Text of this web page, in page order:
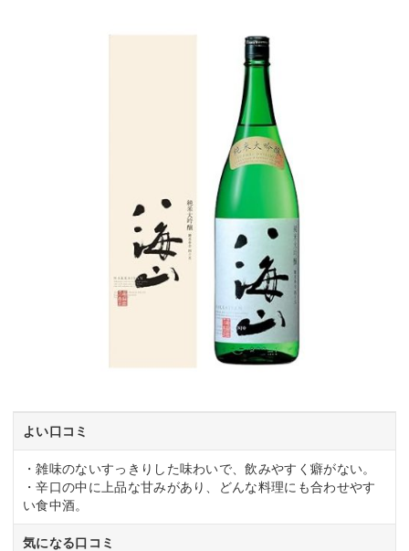
よい口コミ
・雑味のないすっきりした味わいで、飲みやすく癖がない。
・辛口の中に上品な甘みがあり、どんな料理にも合わせやす
い食中酒。
気になる口コミ